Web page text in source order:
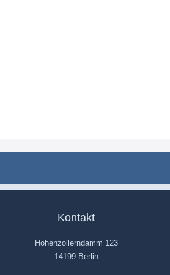
Kontakt
Hohenzollerndamm 123
14199 Berlin